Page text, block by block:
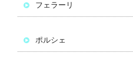
フェラーリ
ポルシェ